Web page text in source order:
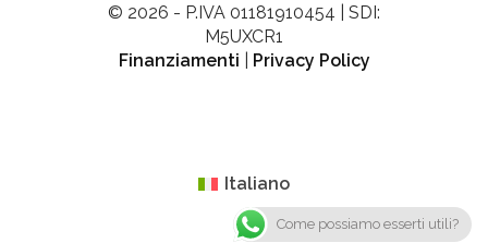
© 2026 - P.IVA 01181910454 | SDI:
M5UXCR1
Finanziamenti
Privacy Policy
Come possiamo esserti utili?
Italiano